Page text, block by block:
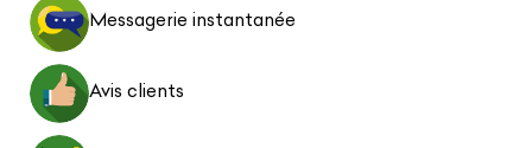
Messagerie instantanée
Avis clients